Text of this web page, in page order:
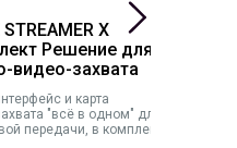
STREAMER X
Решение для
видео-захвата
и карта
"всё в одном" для
передачи, в комплекте